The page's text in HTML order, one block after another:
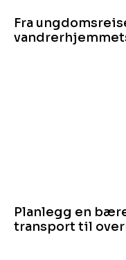
Fra
Planlegg en
transport til